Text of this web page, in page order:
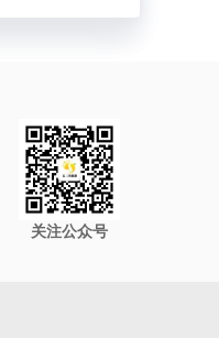
关注公众号